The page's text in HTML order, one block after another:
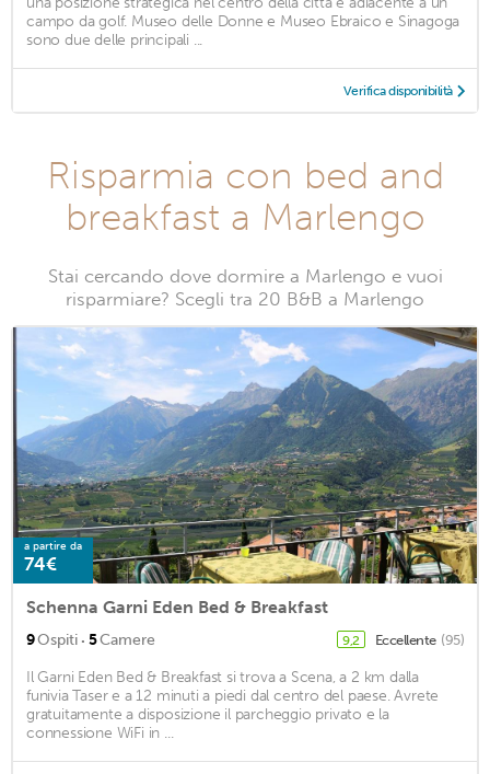
campo da golf. Museo delle Donne e Museo Ebraico e Sinagoga
sono due delle principali ...
Verifica disponibilità
Risparmia con bed and
breakfast a Marlengo
Stai cercando dove dormire a Marlengo e vuoi
risparmiare? Scegli tra 20 B&B a Marlengo
a partire da
74€
Schenna Garni Eden Bed & Breakfast
9Ospiti · 5Camere 9,2 Eccellente (95)
Il Garni Eden Bed & Breakfast si trova a Scena, a 2 km dalla
funivia Taser e a 12 minuti a piedi dal centro del paese. Avrete
gratuitamente a disposizione il parcheggio privato e la
connessione WiFi in ...